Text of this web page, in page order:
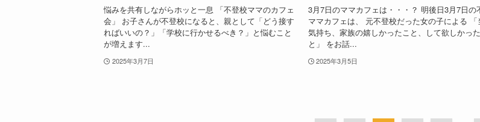
悩みを共有しながらホッと一息 「不登校ママのカフェ
会」 お子さんが不登校になると、親として「どう接す
ればいいの？」「学校に行かせるべき？」と悩むこと
が増えます...
2025年3月7日
3月7日のママカフェは・・・？ 明後日3月7日の
ママカフェは、 元不登校だった女の子による 「
気持ち、家族の嬉しかったこと、して欲しかっ
と」 をお話...
2025年3月5日